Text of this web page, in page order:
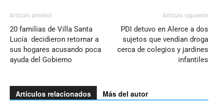
Artículo anterior
20 familias de Villa Santa
Lucía decidieron retornar a
sus hogares acusando poca
ayuda del Gobierno
Artículo siguiente
PDI detuvo en Alerce a dos
sujetos que vendían droga
cerca de colegios y jardines
infantiles
Artículos relacionados Más del autor